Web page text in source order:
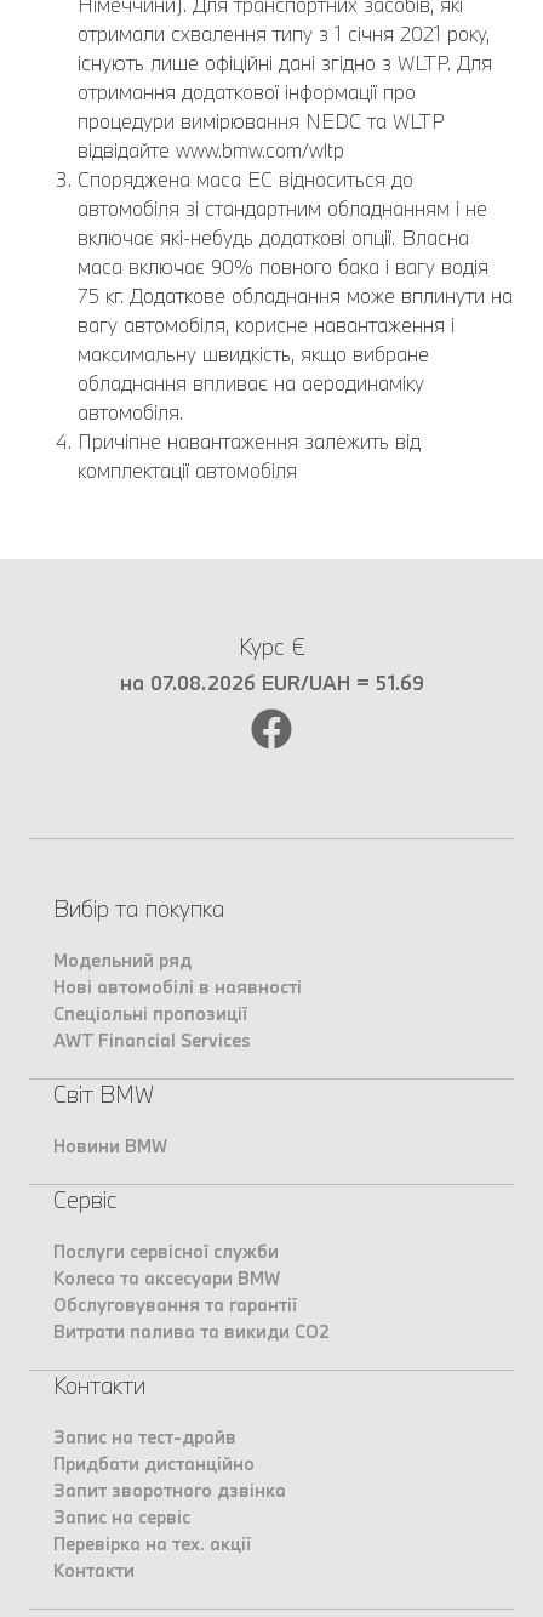
отримали схвалення типу з 1 січня 2021 року,
існують лише офіційні дані згідно з WLTP. Для
отримання додаткової інформації про
процедури вимірювання NEDC та WLTP
відвідайте www.bmw.com/wltp
Споряджена маса EC відноситься до
автомобіля зі стандартним обладнанням і не
включає які-небудь додаткові опції. Власна
маса включає 90% повного бака і вагу водія
75 кг. Додаткове обладнання може вплинути на
вагу автомобіля, корисне навантаження і
максимальну швидкість, якщо вибране
обладнання впливає на аеродинаміку
автомобіля.
Причіпне навантаження залежить від
комплектації автомобіля
Курс €
на 07.08.2026 EUR/UAH = 51.69
Вибір та покупка
Модельний ряд
Нові автомобілі в наявності
Спеціальні пропозиції
AWT Financial Services
Світ BMW
Новини BMW
Сервіс
Послуги сервісної служби
Колеса та аксесуари BMW
Обслуговування та гарантії
Витрати палива та викиди CO2
Контакти
Запис на тест-драйв
Придбати дистанційно
Запит зворотного дзвінка
Запис на сервіс
Перевірка на тех. акції
Контакти